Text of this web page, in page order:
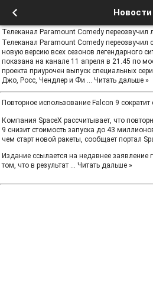
Новости
Телеканал Paramount Comedy переозвучил
Телеканал Paramount Comedy переозвучил
новую версию всех сезонов легендарного
показана на канале 11 апреля в 21.45 по
проекта приурочен выпуск специальных
Джо, Росс, Чендлер и Фи ... Читать дальше »
Повторное использование Falcon 9 сократит
Компания SpaceX рассчитывает, что
9 снизит стоимость запуска до 43
чем старт новой ракеты, сообщает портал
Издание ссылается на недавнее
том, что в результат ... Читать дальше »